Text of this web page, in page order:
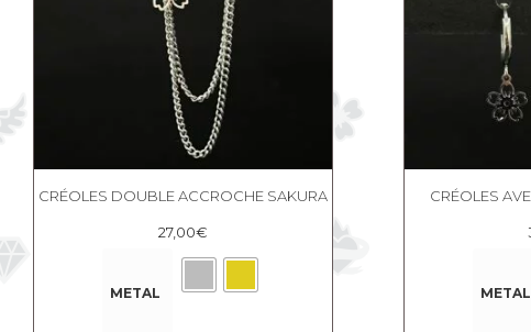
CRÉOLES DOUBLE ACCROCHE SAKURA
27,00€
METAL
CRÉOLES
METAL